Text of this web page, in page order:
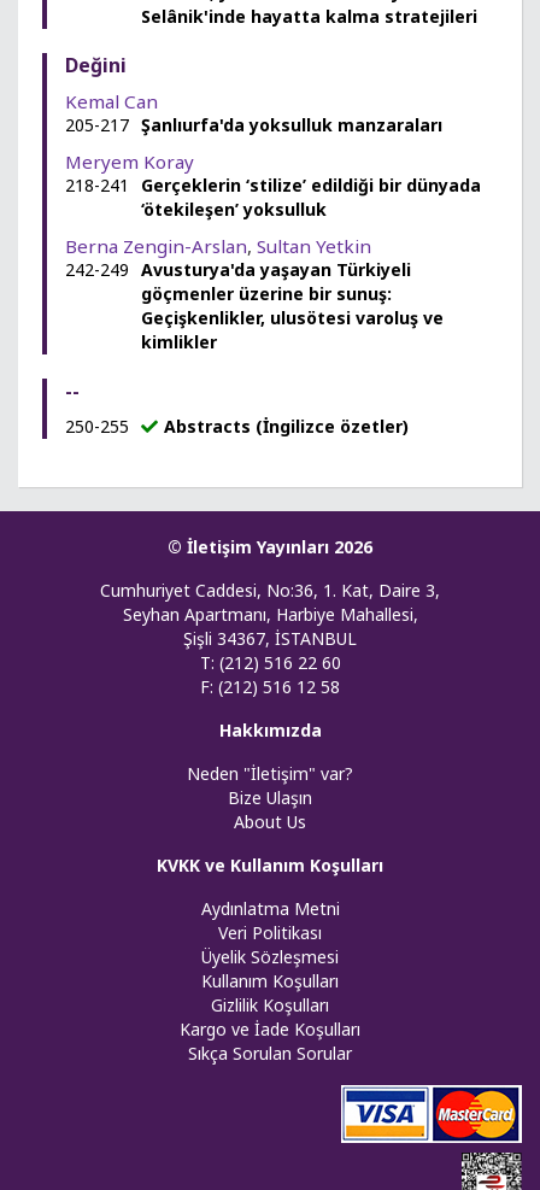
Selânik'inde hayatta kalma stratejileri
Değini
Kemal Can
205-217 Şanlıurfa'da yoksulluk manzaraları
Meryem Koray
218-241
Gerçeklerin ‘stilize’ edildiği bir dünyada
‘ötekileşen’ yoksulluk
Berna Zengin-Arslan, Sultan Yetkin
242-249 Avusturya'da yaşayan Türkiyeli
göçmenler üzerine bir sunuş:
Geçişkenlikler, ulusötesi varoluş ve
kimlikler
--
250-255 Abstracts (İngilizce özetler)
© İletişim Yayınları 2026
Cumhuriyet Caddesi, No:36, 1. Kat, Daire 3,
Seyhan Apartmanı, Harbiye Mahallesi,
Şişli 34367, İSTANBUL
T: (212) 516 22 60
F: (212) 516 12 58
Hakkımızda
Neden "İletişim" var?
Bize Ulaşın
About Us
KVKK ve Kullanım Koşulları
Aydınlatma Metni
Veri Politikası
Üyelik Sözleşmesi
Kullanım Koşulları
Gizlilik Koşulları
Kargo ve İade Koşulları
Sıkça Sorulan Sorular